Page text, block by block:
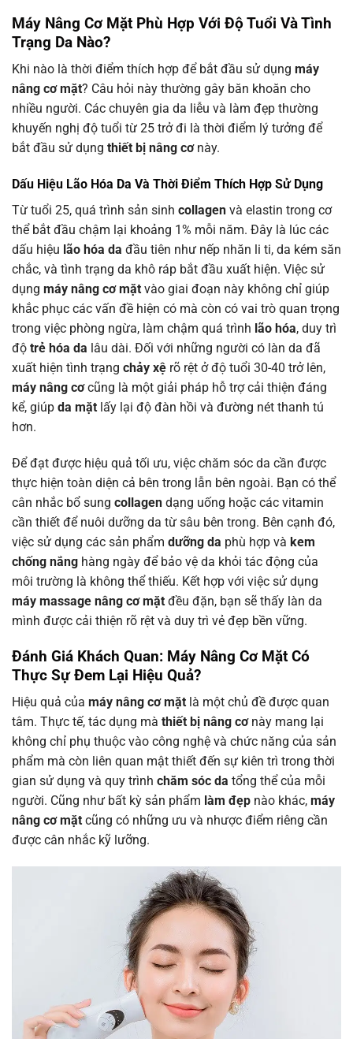
Máy Nâng Cơ Mặt Phù Hợp Với Độ Tuổi Và Tình
Trạng Da Nào?
Khi nào là thời điểm thích hợp để bắt đầu sử dụng máy
nâng cơ mặt? Câu hỏi này thường gây băn khoăn cho
nhiều người. Các chuyên gia da liễu và làm đẹp thường
khuyến nghị độ tuổi từ 25 trở đi là thời điểm lý tưởng để
bắt đầu sử dụng thiết bị nâng cơnày.
Dấu Hiệu Lão Hóa Da Và Thời Điểm Thích Hợp Sử Dụng
Từ tuổi 25, quá trình sản sinh collagen và elastin trong cơ
thể bắt đầu chậm lại khoảng 1% mỗi năm. Đây là lúc các
dấu hiệu lão hóa da đầu tiên như nếp nhăn li ti, da kém săn
chắc, và tình trạng da khô ráp bắt đầu xuất hiện. Việc sử
dụng máy nâng cơ mặt vào giai đoạn này không chỉ giúp
khắc phục các vấn đề hiện có mà còn có vai trò quan trọng
trong việc phòng ngừa, làm chậm quá trình lão hóa, duy trì
độ trẻ hóa da lâu dài. Đối với những người có làn da đã
xuất hiện tình trạng chảy xệ rõ rệt ở độ tuổi 30-40 trở lên,
máy nâng cơcũng là một giải pháp hỗ trợ cải thiện đáng
kể, giúp da mặt lấy lại độ đàn hồi và đường nét thanh tú
hơn.
Để đạt được hiệu quả tối ưu, việc chăm sóc da cần được
thực hiện toàn diện cả bên trong lẫn bên ngoài. Bạn có thể
cân nhắc bổ sung collagen dạng uống hoặc các vitamin
cần thiết để nuôi dưỡng da từ sâu bên trong. Bên cạnh đó,
việc sử dụng các sản phẩm dưỡng da phù hợp và kem
chống nắng hàng ngày để bảo vệ da khỏi tác động của
môi trường là không thể thiếu. Kết hợp với việc sử dụng
máy massage nâng cơ mặt đều đặn, bạn sẽ thấy làn da
mình được cải thiện rõ rệt và duy trì vẻ đẹp bền vững.
Đánh Giá Khách Quan: Máy Nâng Cơ Mặt Có
Thực Sự Đem Lại Hiệu Quả?
Hiệu quả của máy nâng cơ mặt là một chủ đề được quan
tâm. Thực tế, tác dụng mà thiết bị nâng cơnày mang lại
không chỉ phụ thuộc vào công nghệ và chức năng của sản
phẩm mà còn liên quan mật thiết đến sự kiên trì trong thời
gian sử dụng và quy trình chăm sóc da tổng thể của mỗi
người. Cũng như bất kỳ sản phẩm làm đẹp nào khác, máy
nâng cơ mặt cũng có những ưu và nhược điểm riêng cần
được cân nhắc kỹ lưỡng.